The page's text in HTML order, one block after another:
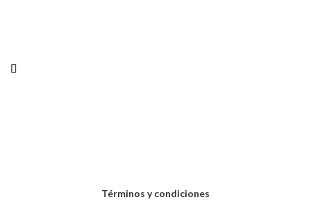
Términos y condiciones